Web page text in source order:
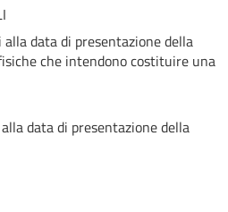
data di presentazione della
che intendono costituire una
data di presentazione della